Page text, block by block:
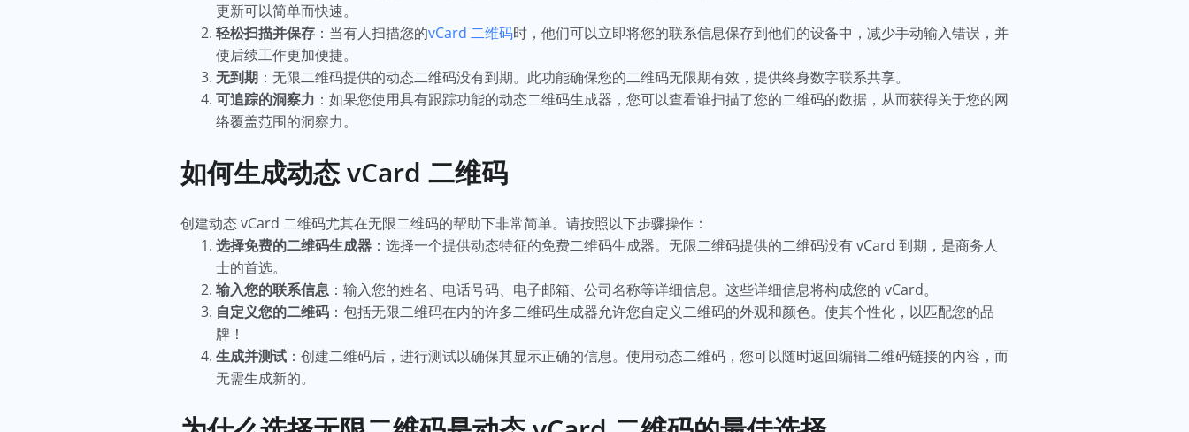
更新可以简单而快速。
轻松扫描并保存 ：当有人扫描您的vCard 二维码时，他们可以立即将您的联系信息保存到他们的设备中，减少手动输入错误，并
使后续工作更加便捷。
无到期 ：无限二维码提供的动态二维码没有到期。此功能确保您的二维码无限期有效，提供终身数字联系共享。
可追踪的洞察力 ：如果您使用具有跟踪功能的动态二维码生成器，您可以查看谁扫描了您的二维码的数据，从而获得关于您的网
络覆盖范围的洞察力。
如何生成动态 vCard 二维码
创建动态 vCard 二维码尤其在无限二维码的帮助下非常简单。请按照以下步骤操作：
选择免费的二维码生成器 ：选择一个提供动态特征的免费二维码生成器。无限二维码提供的二维码没有 vCard 到期，是商务人
士的首选。
输入您的联系信息 ：输入您的姓名、电话号码、电子邮箱、公司名称等详细信息。这些详细信息将构成您的 vCard。
自定义您的二维码 ：包括无限二维码在内的许多二维码生成器允许您自定义二维码的外观和颜色。使其个性化，以匹配您的品
牌！
生成并测试 ：创建二维码后，进行测试以确保其显示正确的信息。使用动态二维码，您可以随时返回编辑二维码链接的内容，而
无需生成新的。